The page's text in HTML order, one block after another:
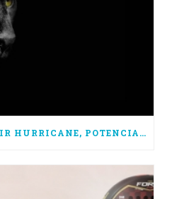
NUEVA WINGPADEL AIR HURRICANE, POTENCIA PURA